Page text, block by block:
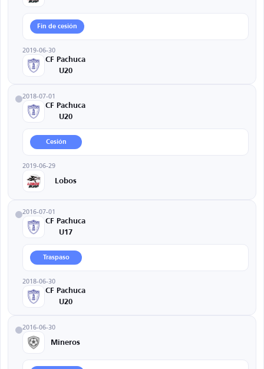
Fin de cesión
2019-06-30
CF Pachuca
U20
2018-07-01
CF Pachuca
U20
Cesión
2019-06-29
Lobos
2016-07-01
CF Pachuca
U17
Traspaso
2018-06-30
CF Pachuca
U20
2016-06-30
Mineros